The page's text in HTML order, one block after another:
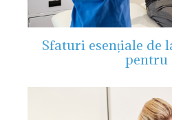
Sfaturi esențiale de
pentru